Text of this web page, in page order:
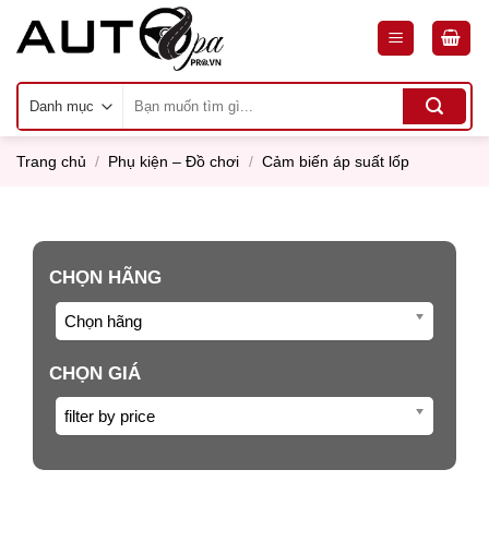
kiếm:
Trang chủ / Phụ kiện – Đồ chơi / Cảm biến áp suất lốp
CHỌN HÃNG
Chọn hãng
CHỌN GIÁ
filter by price